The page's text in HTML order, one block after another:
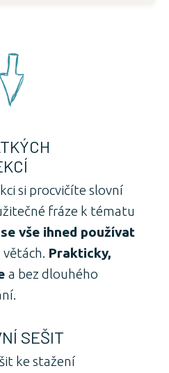
si procvičíte slovní
fráze k tématu
vše ihned používat
Prakticky,
a bez dlouhého
SEŠIT
ke stažení